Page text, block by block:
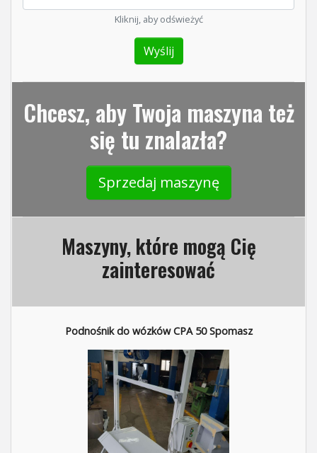
Kliknij, aby odświeżyć
Chcesz, aby Twoja maszyna też
się tu znalazła?
Sprzedaj maszynę
Maszyny, które mogą Cię
zainteresować
Podnośnik do wózków CPA 50 Spomasz